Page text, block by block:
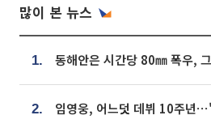
많이 본 뉴스
1.
2.